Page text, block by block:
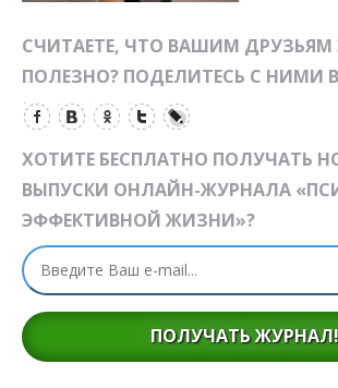
СЧИТАЕТЕ, ЧТО ВАШИМ ДРУЗЬЯМ
ПОЛЕЗНО? ПОДЕЛИТЕСЬ С НИМИ
ХОТИТЕ БЕСПЛАТНО ПОЛУЧАТЬ
ВЫПУСКИ ОНЛАЙН-ЖУРНАЛА
ЭФФЕКТИВНОЙ ЖИЗНИ»?
ПОЛУЧАТЬ ЖУРНАЛ!